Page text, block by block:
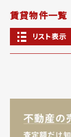
賃貸物件一覧
リスト表示